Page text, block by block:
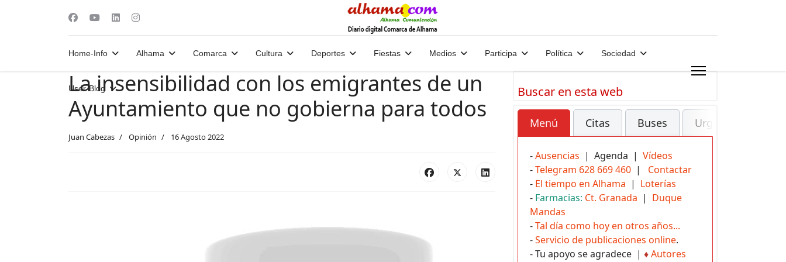
Home-Info Alhama Comarca Cultura Deportes Fiestas Medios Participa Política Sociedad
User-Blog
La insensibilidad con los emigrantes de un
Ayuntamiento que no gobierna para todos
Juan Cabezas Opinión 16 Agosto 2022
Buscar en esta web
Menú Citas Buses Urgencias
-Ausencias | Agenda | Vídeos
-Telegram 628 669 460 | Contactar
- El tiempo en Alhama | Loterías
- Farmacias: Ct. Granada | Duque
Mandas
-Tal día como hoy en otros años...
-Servicio de publicaciones online.
- Tu apoyo se agradece | ♦Autores